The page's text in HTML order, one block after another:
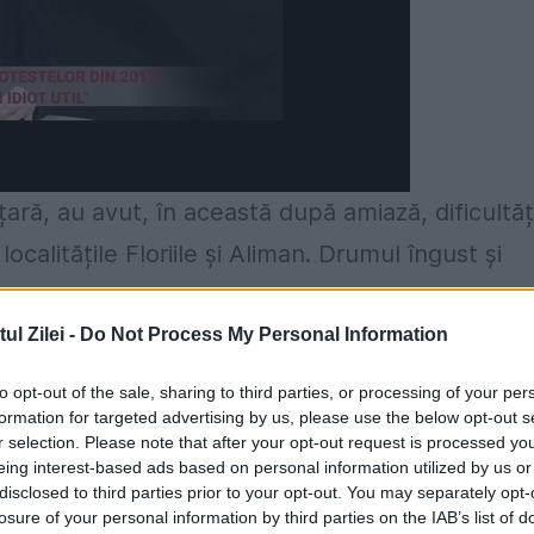
Zilei - Do Not Process My Personal Information
opt-out of the sale, sharing to third parties, or processing of your
for targeted advertising by us, please use the below opt-out
selection. Please note that after your opt-out request is processed
interest-based ads based on personal information utilized by us
to third parties prior to your opt-out. You may separately
of your personal information by third parties on the IAB’s list of
au avut, în această după amiază,
Floriile și Aliman. Drumul îngust și
nu se mai putea circula. Pelerinii au
la șoseaua națională DN3. În scurt
Județeană de Drumuri și Poduri Constanța
Regiei și duse până la DN3, potrivit
șefului IPJ Constanța, comisar șef